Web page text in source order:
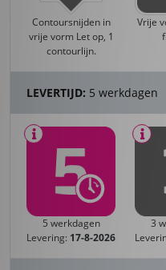
Contoursnijden in
vrije vorm Let op, 1
contourlijn.
Vrije
LEVERTIJD: 5 werkdagen
5 werkdagen
Levering: 17-8-2026
3